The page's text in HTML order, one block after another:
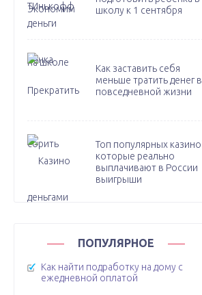
школу к 1 сентября
Как заставить себя
меньше тратить денег в
повседневной жизни
Топ популярных казино
которые реально
выплачивают в России
выигрыши
ПОПУЛЯРНОЕ
Как найти подработку на дому с
ежедневной оплатой